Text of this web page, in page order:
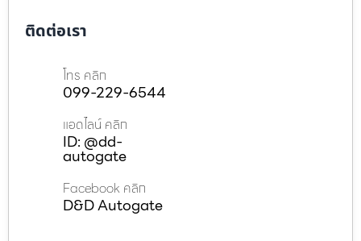
ติดต่อเรา
โทร คลิก
099-229-6544
แอดไลน์ คลิก
ID: @dd-
autogate
Facebook คลิก
D&D Autogate